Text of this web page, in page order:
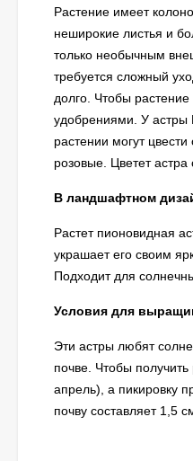
Растение имеет
неширокие листья и
только необычным
требуется сложный
долго. Чтобы
удобрениями. У астры
растении могут
розовые. Цветет астра
В ландшафтном
Растет пионовидная
украшает его своим
Подходит для
Условия для
Эти астры любят
почве. Чтобы
апрель), а пикировку
почву составляет 1,5